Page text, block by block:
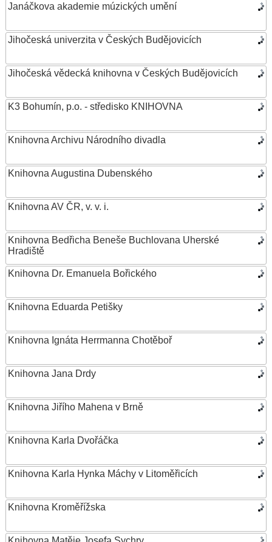
Janáčkova akademie múzických umění
Jihočeská univerzita v Českých Budějovicích
Jihočeská vědecká knihovna v Českých Budějovicích
K3 Bohumín, p.o. - středisko KNIHOVNA
Knihovna Archivu Národního divadla
Knihovna Augustina Dubenského
Knihovna AV ČR, v. v. i.
Knihovna Bedřicha Beneše Buchlovana Uherské
Hradiště
Knihovna Dr. Emanuela Bořického
Knihovna Eduarda Petišky
Knihovna Ignáta Herrmanna Chotěboř
Knihovna Jana Drdy
Knihovna Jiřího Mahena v Brně
Knihovna Karla Dvořáčka
Knihovna Karla Hynka Máchy v Litoměřicích
Knihovna Kroměřížska